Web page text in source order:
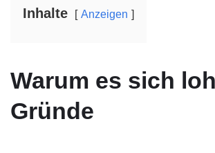
Inhalte Anzeigen
Warum es sich
Gründe